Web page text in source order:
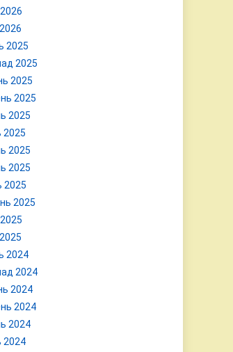
2025
2025
2025
2025
2025
2025
2025
2025
2025
2025
2024
2024
2024
2024
2024
2024